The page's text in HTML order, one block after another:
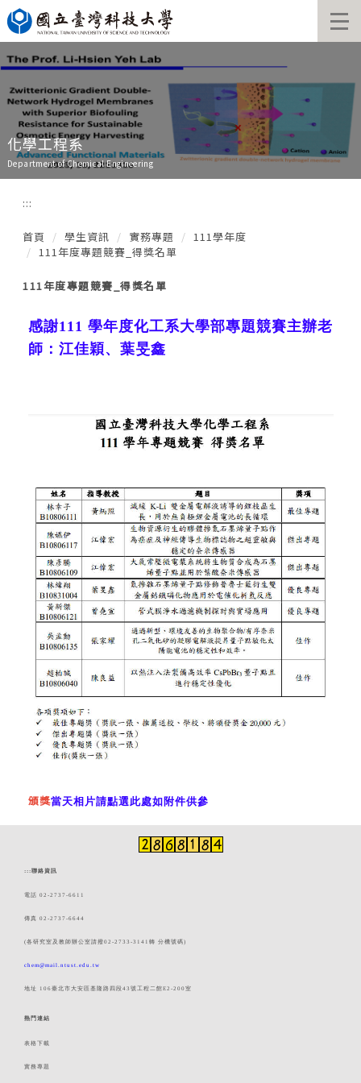
跳
到
主
要
內
容
區
化學工程系
Department of Chemical Engineering
:::
首頁 學生資訊 實務專題
111學年度
111年度專題競賽_得獎名單
111年度專題競賽_得獎名單
感謝111 學年度化工系大學部專題競賽主辦老
師：江佳穎、葉旻鑫
頒獎當天相片請點選此處如附件供參
::: 聯絡資訊
電話 02-2737-6611
傳真 02-2737-6644
(各研究室及教師辦公室請撥02-2733-3141轉 分機號碼)
chem@mail.ntust.edu.tw
地址 106臺北市大安區基隆路四段43號工程二館E2-200室
熱門連結
表格下載
實務專題